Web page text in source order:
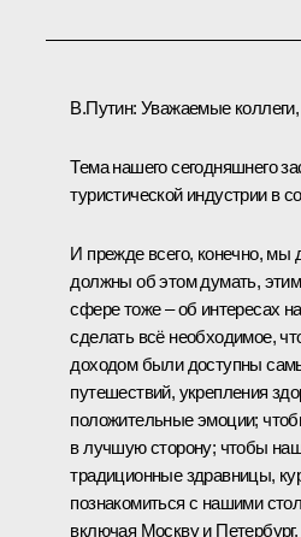
В.Путин: Уважаемые
Тема нашего сегодняшнего
туристической индустрии в
И прежде всего, конечно,
должны об этом думать,
сфере тоже – об интересах
сделать всё необходимое,
доходом были доступны
путешествий, укрепления
положительные эмоции;
в лучшую сторону; чтобы
традиционные здравницы,
познакомиться с нашими
включая Москву и